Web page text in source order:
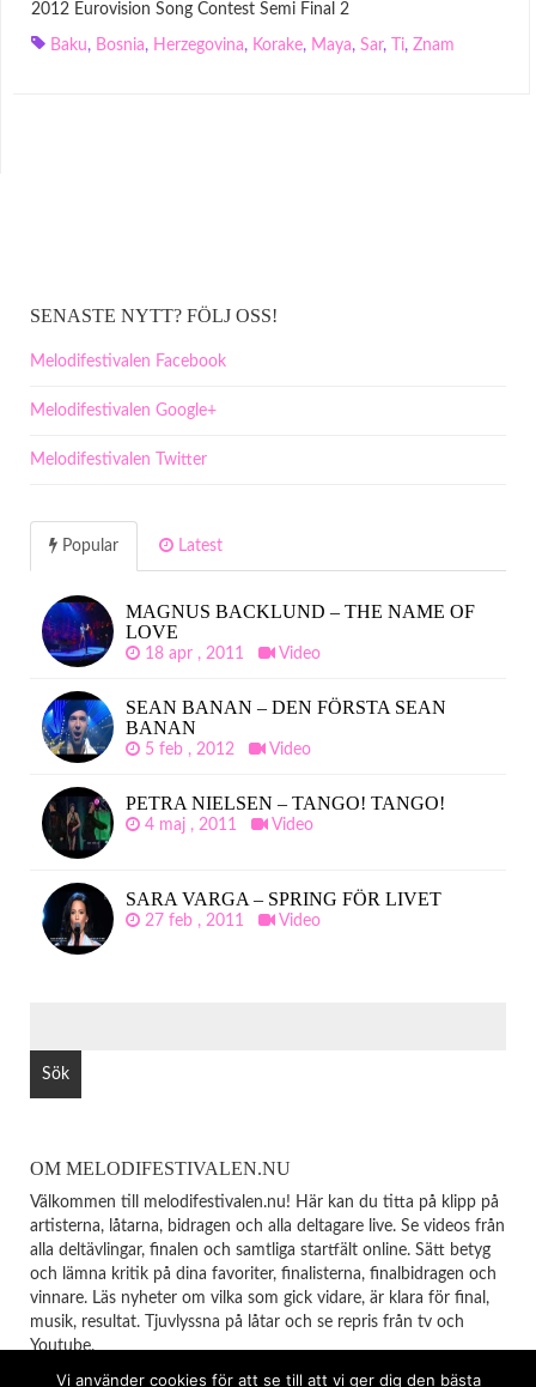
2012 Eurovision Song Contest Semi Final 2
Baku, Bosnia, Herzegovina, Korake, Maya, Sar, Ti, Znam
SENASTE NYTT? FÖLJ OSS!
Melodifestivalen Facebook
Melodifestivalen Google+
Melodifestivalen Twitter
Popular Latest
MAGNUS BACKLUND – THE NAME OF
LOVE
18 apr , 2011 Video
SEAN BANAN – DEN FÖRSTA SEAN
BANAN
5 feb , 2012 Video
PETRA NIELSEN – TANGO! TANGO!
4 maj , 2011 Video
SARA VARGA – SPRING FÖR LIVET
27 feb , 2011 Video
OM MELODIFESTIVALEN.NU
Välkommen till melodifestivalen.nu! Här kan du titta på klipp på
artisterna, låtarna, bidragen och alla deltagare live. Se videos från
alla deltävlingar, finalen och samtliga startfält online. Sätt betyg
och lämna kritik på dina favoriter, finalisterna, finalbidragen och
vinnare. Läs nyheter om vilka som gick vidare, är klara för final,
musik, resultat. Tjuvlyssna på låtar och se repris från tv och
Youtube.
Vi använder cookies för att se till att vi ger dig den bästa